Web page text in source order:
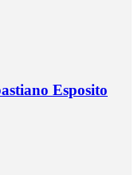
Esposito